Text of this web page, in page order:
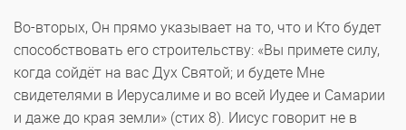
Во-вторых, Он прямо указывает на то, что и Кто будет
способствовать его строительству: «Вы примете силу,
когда сойдёт на вас Дух Святой; и будете Мне
свидетелями в Иерусалиме и во всей Иудее и Самарии
и даже до края земли» (стих 8). Иисус говорит не в